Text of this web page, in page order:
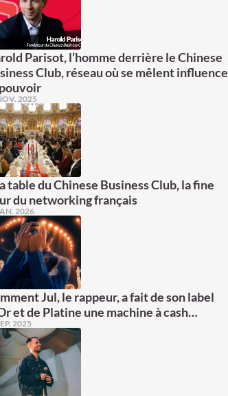
Parisot, l’homme derrière le Chinese
Club, réseau où se mêlent influence
2025
table du Chinese Business Club, la fine
du networking français
2026
Jul, le rappeur, a fait de son label
et de Platine une machine à cash…
2025